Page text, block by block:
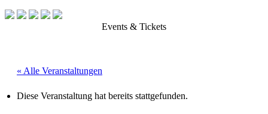
Events & Tickets
« Alle Veranstaltungen
Diese Veranstaltung hat bereits stattgefunden.